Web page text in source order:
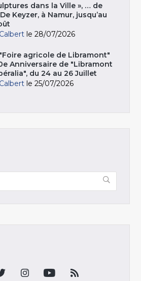
dans la Ville », … de
Keyzer, à Namur, jusqu’au
le 28/07/2026
agricole de Libramont"
Anniversaire de "Libramont
du 24 au 26 Juillet
le 25/07/2026